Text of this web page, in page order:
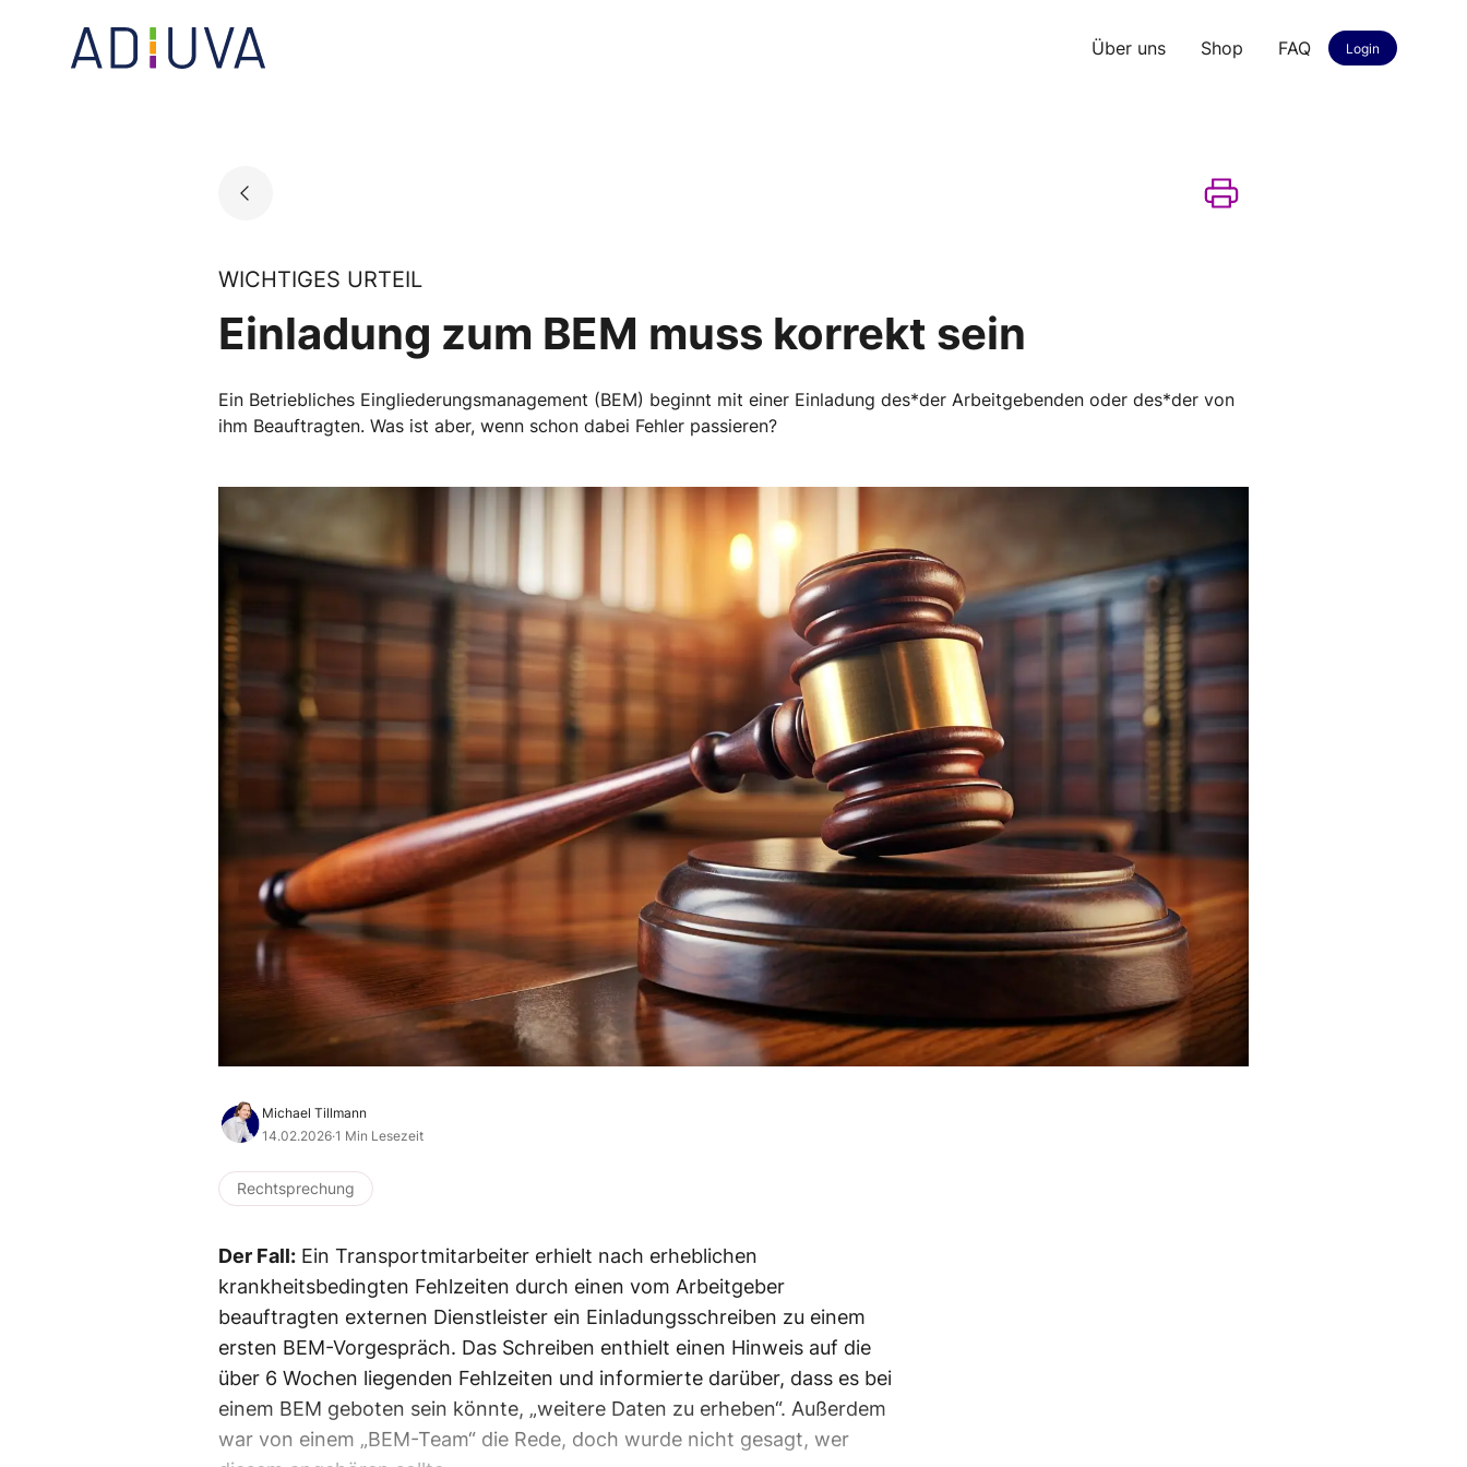
Go to landing page. Über uns Shop FAQ Login
WICHTIGES URTEIL
Einladung zum BEM muss korrekt sein
Ein Betriebliches Eingliederungsmanagement (BEM) beginnt mit einer Einladung des*der Arbeitgebenden oder des*der von
ihm Beauftragten. Was ist aber, wenn schon dabei Fehler passieren?
Michael Tillmann
14.02.2026·1 Min Lesezeit
Rechtsprechung
Der Fall: Ein Transportmitarbeiter erhielt nach erheblichen
krankheitsbedingten Fehlzeiten durch einen vom Arbeitgeber
beauftragten externen Dienstleister ein Einladungsschreiben zu einem
ersten BEM-Vorgespräch. Das Schreiben enthielt einen Hinweis auf die
über 6 Wochen liegenden Fehlzeiten und informierte darüber, dass es bei
einem BEM geboten sein könnte, „weitere Daten zu erheben“. Außerdem
war von einem „BEM-Team“ die Rede, doch wurde nicht gesagt, wer